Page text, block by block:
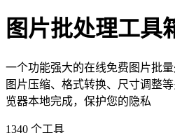
图片批处理工具
一个功能强大的在线免费图片批
图片压缩、格式转换、尺寸调整
览器本地完成，保护您的隐私
1340 个工具